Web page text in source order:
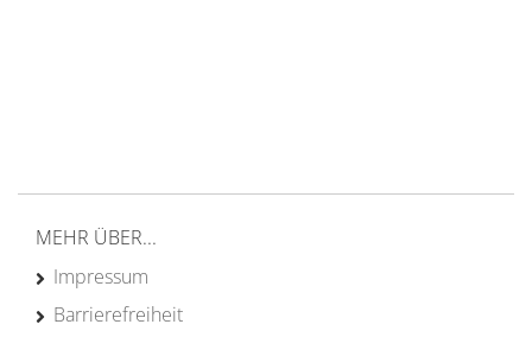
MEHR ÜBER...
Impressum
Barrierefreiheit